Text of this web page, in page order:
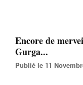
Encore de
Gurga...
Publié le 11